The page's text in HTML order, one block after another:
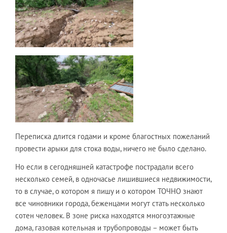
Переписка длится годами и кроме благостных пожеланий
провести арыки для стока воды, ничего не было сделано.
Но если в сегодняшней катастрофе пострадали всего
несколько семей, в одночасье лишившиеся недвижимости,
то в случае, о котором я пишу и о котором ТОЧНО знают
все чиновники города, беженцами могут стать несколько
сотен человек. В зоне риска находятся многоэтажные
дома, газовая котельная и трубопроводы – может быть